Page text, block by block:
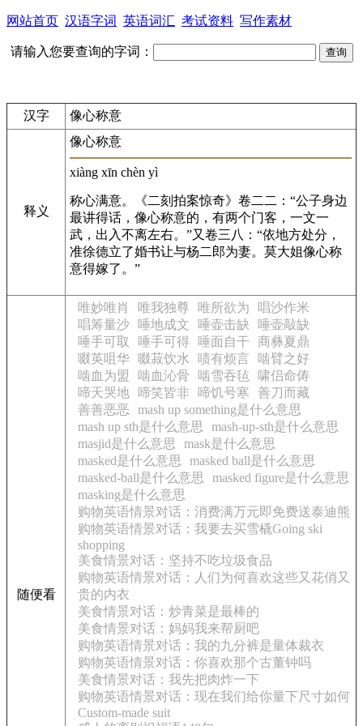
网站首页 汉语字词 英语词汇 考试资料 写作素材
请输入您要查询的字词：
汉字 像心称意
释义
像心称意
xiàng xīn chèn yì
称心满意。《二刻拍案惊奇》卷二二：“公子身边
最讲得话，像心称意的，有两个门客，一文一
武，出入不离左右。”又卷三八：“依地方处分，
准徐德立了婚书让与杨二郎为妻。莫大姐像心称
意得嫁了。”
随便看
唯妙唯肖 唯我独尊 唯所欲为
唱沙作米
唱筹量沙
唾地成文 唾壶击缺
唾壶敲缺
唾手可取
唾手可得 唾面自干 商彝夏鼎
啜英咀华
啜菽饮水 啧有烦言
啮臂之好
啮血为盟
啮血沁骨 啮雪吞毡
啸侣命俦
啼天哭地
啼笑皆非 啼饥号寒
善刀而藏
善善恶恶 mash up something是什么意思
mash up sth是什么意思
mash-up-sth是什么意思
masjid是什么意思
mask是什么意思
masked是什么意思
masked ball是什么意思
masked-ball是什么意思
masked figure是什么意思
masking是什么意思
购物英语情景对话：消费满万元即免费送泰迪熊
购物英语情景对话：我要去买雪橇Going ski
shopping
美食情景对话：坚持不吃垃圾食品
购物英语情景对话：人们为何喜欢这些又花俏又
贵的内衣
美食情景对话：炒青菜是最棒的
美食情景对话：妈妈我来帮厨吧
购物英语情景对话：我的九分裤是量体裁衣
购物英语情景对话：你喜欢那个古董钟吗
美食情景对话：我先把肉炸一下
购物英语情景对话：现在我们给你量下尺寸如何
Custom-made suit